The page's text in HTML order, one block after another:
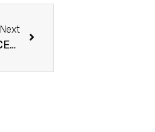
Next
太平洋區幼兒教育研究學會（香港）上海聚餐 及 PECERA 2025 年會